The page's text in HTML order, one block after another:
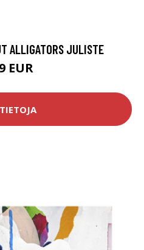
ALLIGATORS JULISTE
EUR